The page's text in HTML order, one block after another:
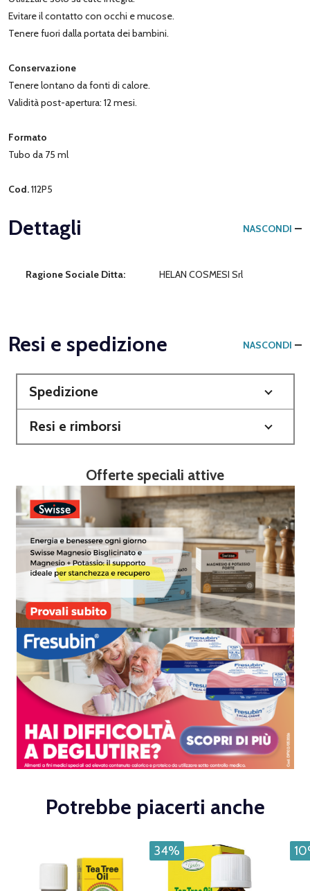
Evitare il contatto con occhi e mucose.
Tenere fuori dalla portata dei bambini.
Conservazione
Tenere lontano da fonti di calore.
Validità post-apertura: 12 mesi.
Formato
Tubo da 75 ml
Cod.112P5
Dettagli NASCONDI
Ragione Sociale Ditta: HELAN COSMESI Srl
Resi e spedizione NASCONDI
Spedizione
Resi e rimborsi
Offerte speciali attive
Potrebbe piacerti anche
34%